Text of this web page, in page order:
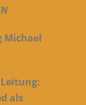
Michael
als